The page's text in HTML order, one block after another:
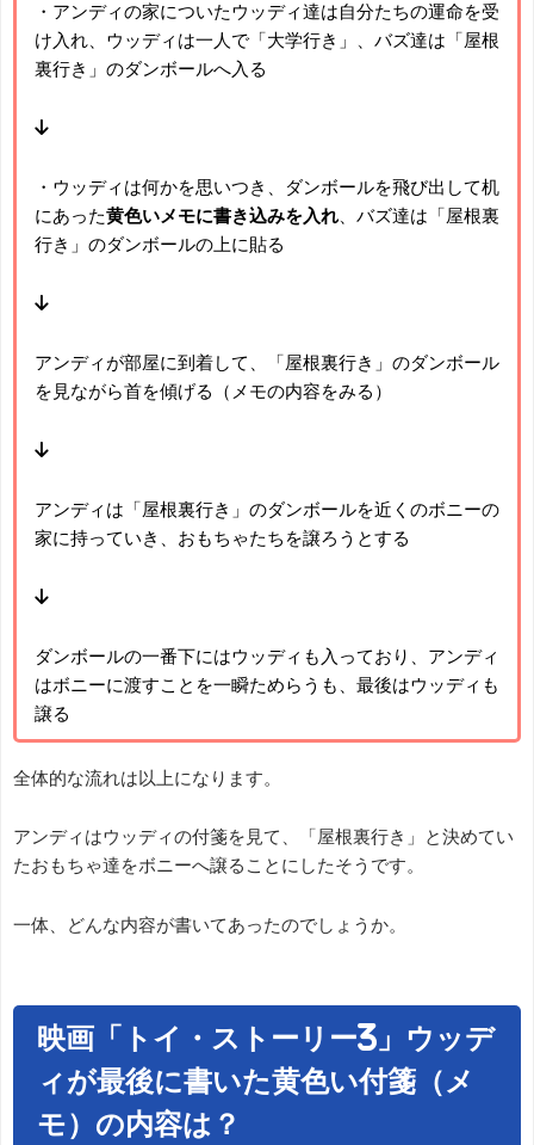
・アンディの家についたウッディ達は自分たちの運命を受
け入れ、ウッディは一人で「大学行き」、バズ達は「屋根
裏行き」のダンボールへ入る
↓
・ウッディは何かを思いつき、ダンボールを飛び出して机
にあった黄色いメモに書き込みを入れ 、バズ達は「屋根裏
行き」のダンボールの上に貼る
↓
アンディが部屋に到着して、「屋根裏行き」のダンボール
を見ながら首を傾げる（メモの内容をみる）
↓
アンディは「屋根裏行き」のダンボールを近くのボニーの
家に持っていき、おもちゃたちを譲ろうとする
↓
ダンボールの一番下にはウッディも入っており、アンディ
はボニーに渡すことを一瞬ためらうも、最後はウッディも
譲る
全体的な流れは以上になります。
アンディはウッディの付箋を見て、「屋根裏行き」と決めてい
たおもちゃ達をボニーへ譲ることにしたそうです。
一体、どんな内容が書いてあったのでしょうか。
映画「トイ・ストーリー3」ウッデ
ィが最後に書いた黄色い付箋（メ
モ）の内容は？